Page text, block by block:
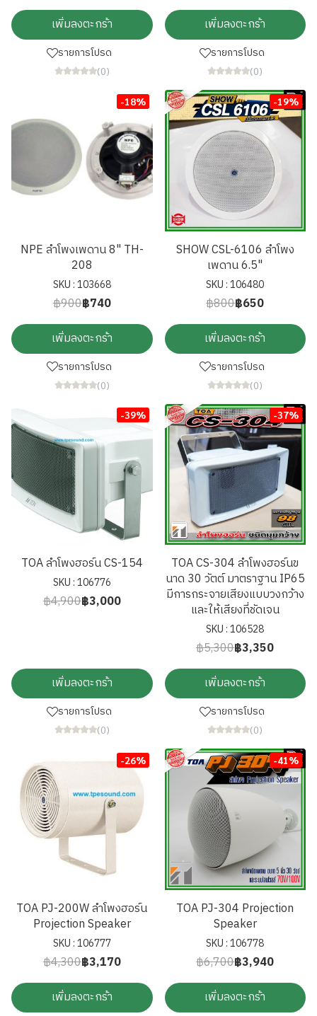
เพิ่มลงตะกร้า
รายการโปรด
(0)
เพิ่มลงตะกร้า
รายการโปรด
(0)
-18%
NPE ลำโพงเพดาน 8" TH-
208
SKU : 103668
฿900฿740
เพิ่มลงตะกร้า
รายการโปรด
(0)
-19%
SHOW CSL-6106 ลำโพง
เพดาน 6.5"
SKU : 106480
฿800฿650
เพิ่มลงตะกร้า
รายการโปรด
(0)
-39%
TOA ลำโพงฮอร์น CS-154
SKU : 106776
฿4,900฿3,000
เพิ่มลงตะกร้า
รายการโปรด
(0)
-37%
TOA CS-304 ลำโพงฮอร์นข
นาด 30 วัตต์ มาตราฐาน IP65
มีการกระจายเสียงแบบวงกว้าง
และให้เสียงที่ชัดเจน
SKU : 106528
฿5,300฿3,350
เพิ่มลงตะกร้า
รายการโปรด
(0)
-26%
TOA PJ-200W ลำโพงฮอร์น
Projection Speaker
SKU : 106777
฿4,300฿3,170
เพิ่มลงตะกร้า
-41%
TOA PJ-304 Projection
Speaker
SKU : 106778
฿6,700฿3,940
เพิ่มลงตะกร้า